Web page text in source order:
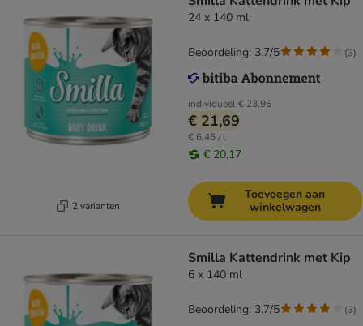
2 varianten
24 x 140 ml
individueel€ 23,96
€ 21,69
€ 6,46 / l
€ 20,17
Beoordeling: 3.7/5 (3)
Toevoegen aan
winkelwagen
Smilla Kattendrink met Kip
6 x 140 ml
Beoordeling: 3.7/5 (3)